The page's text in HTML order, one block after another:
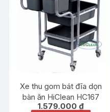
Xe thu gom bát đĩa dọn
bàn ăn HiClean HC167
1.579.000₫